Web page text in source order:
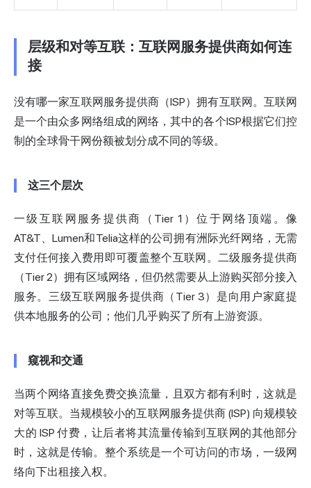
层级和对等互联：互联网服务提供商如何连
接
没有哪一家互联网服务提供商（ISP）拥有互联网。互联网
是一个由众多网络组成的网络，其中的各个ISP根据它们控
制的全球骨干网份额被划分成不同的等级。
这三个层次
一级互联网服务提供商（Tier 1）位于网络顶端。像
AT&T、Lumen和Telia这样的公司拥有洲际光纤网络，无需
支付任何接入费用即可覆盖整个互联网。二级服务提供商
（Tier 2）拥有区域网络，但仍然需要从上游购买部分接入
服务。三级互联网服务提供商（Tier 3）是向用户家庭提
供本地服务的公司；他们几乎购买了所有上游资源。
窥视和交通
当两个网络直接免费交换流量，且双方都有利时，这就是
对等互联。当规模较小的互联网服务提供商 (ISP) 向规模较
大的 ISP 付费，让后者将其流量传输到互联网的其他部分
时，这就是传输。整个系统是一个可访问的市场，一级网
络向下出租接入权。